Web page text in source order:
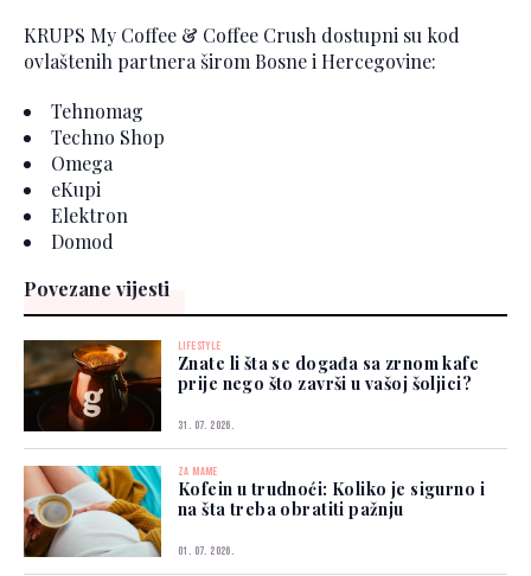
KRUPS My Coffee & Coffee Crush dostupni su kod
ovlaštenih partnera širom Bosne i Hercegovine:
Tehnomag
Techno Shop
Omega
eKupi
Elektron
Domod
Povezane vijesti
LIFESTYLE
Znate li šta se događa sa zrnom kafe
prije nego što završi u vašoj šoljici?
31. 07. 2026.
ZA MAME
Kofein u trudnoći: Koliko je sigurno i
na šta treba obratiti pažnju
01. 07. 2026.